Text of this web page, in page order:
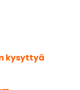
kysyttyä